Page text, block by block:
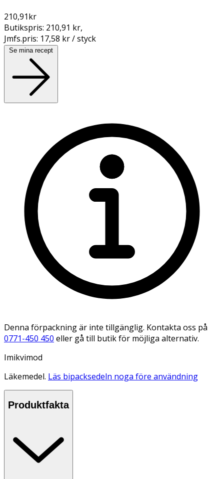
210,91kr
Butikspris: 210,91 kr,
Jmfs.pris: 17,58 kr / styck
Se mina recept
Denna förpackning är inte tillgänglig. Kontakta oss på
0771-450 450 eller gå till butik för möjliga alternativ.
Imikvimod
Läkemedel. Läs bipacksedeln noga före användning
Produktfakta